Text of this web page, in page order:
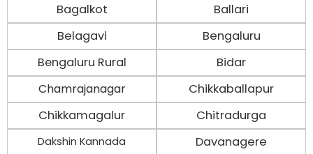
Bagalkot
Ballari
Belagavi
Bengaluru
Bengaluru Rural
Bidar
Chamrajanagar
Chikkaballapur
Chikkamagalur
Chitradurga
Dakshin Kannada
Davanagere